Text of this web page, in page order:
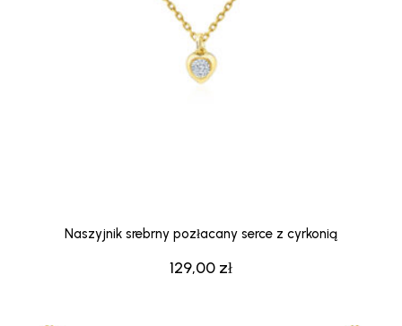
129,00 zł
Naszyjnik srebrny pozłacany serce z cyrkonią